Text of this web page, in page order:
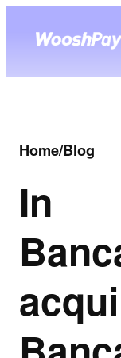
Home/Blog
In